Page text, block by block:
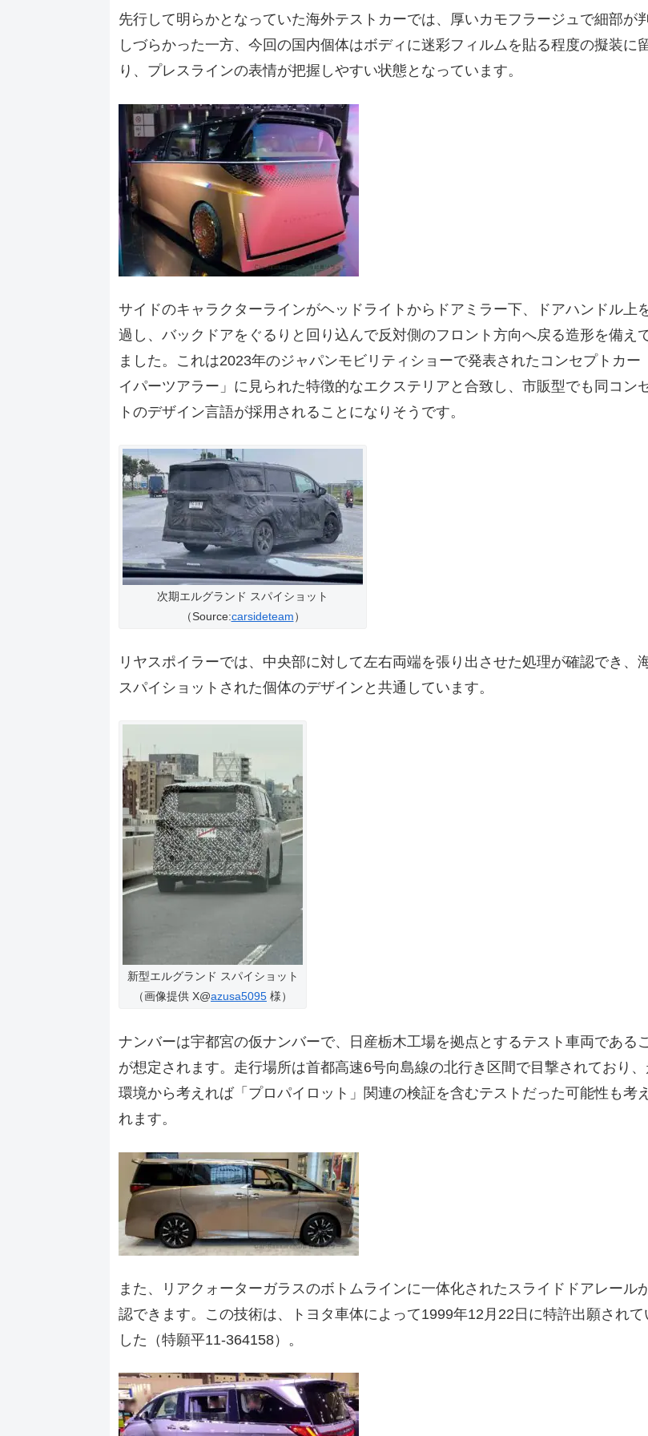
先行して明らかとなっていた海外テストカーでは、厚いカモフラージュで細部が
しづらかった一方、今回の国内個体はボディに迷彩フィルムを貼る程度の擬装に
り、プレスラインの表情が把握しやすい状態となっています。
サイドのキャラクターラインがヘッドライトからドアミラー下、ドアハンドル上
過し、バックドアをぐるりと回り込んで反対側のフロント方向へ戻る造形を備え
ました。これは2023年のジャパンモビリティショーで発表されたコンセプトカー
イパーツアラー」に見られた特徴的なエクステリアと合致し、市販型でも同コン
トのデザイン言語が採用されることになりそうです。
次期エルグランド スパイショット
（Source:carsideteam）
リヤスポイラーでは、中央部に対して左右両端を張り出させた処理が確認でき、
スパイショットされた個体のデザインと共通しています。
新型エルグランド スパイショット
（画像提供 X@azusa5095 様）
ナンバーは宇都宮の仮ナンバーで、日産栃木工場を拠点とするテスト車両である
が想定されます。走行場所は首都高速6号向島線の北行き区間で目撃されており
環境から考えれば「プロパイロット」関連の検証を含むテストだった可能性も考
れます。
また、リアクォーターガラスのボトムラインに一体化されたスライドドアレール
認できます。この技術は、トヨタ車体によって1999年12月22日に特許出願されて
した（特願平11-364158）。